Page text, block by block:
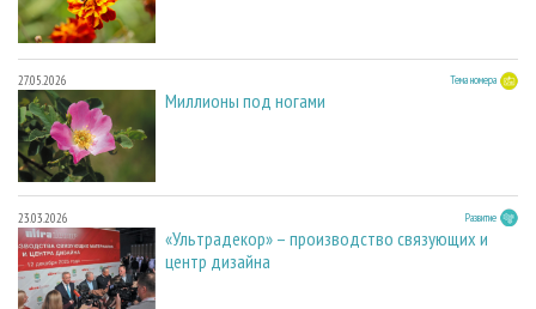
27.05.2026 Тема номера
Миллионы под ногами
23.03.2026 Развитие
«Ультрадекор» – производство связующих и
центр дизайна